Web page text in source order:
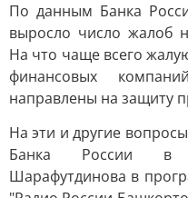
По данным Банка
выросло число жалоб
На что чаще всего
финансовых
направлены на защиту
На эти и другие
Банка России в
Шарафутдинова в